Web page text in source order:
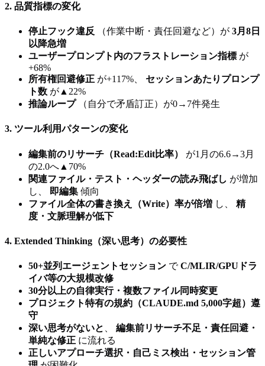
2. 品質指標の変化
停止フック違反 （作業中断・責任回避など）が 3月8日
以降急増
ユーザープロンプト内のフラストレーション指標 が
+68%
所有権回避修正 が+117%、 セッションあたりプロンプ
ト数 が▲22%
推論ループ（自分で矛盾訂正）が0→7件発生
3. ツール利用パターンの変化
編集前のリサーチ（Read:Edit比率）
が1月の6.6→3月
の2.0へ▲70%
関連ファイル・テスト・ヘッダーの読み飛ばし が増加
し、
即編集 傾向
ファイル全体の書き換え（Write）率が倍増 し、 精
度・文脈理解が低下
4. Extended Thinking（深い思考）の必要性
50+並列エージェントセッション でC/MLIR/GPUドラ
イバ等の大規模改修
30分以上の自律実行・複数ファイル同時変更
プロジェクト特有の規約（CLAUDE.md 5,000字超）遵
守
深い思考がないと
編集前リサーチ不足・責任回避・
単純な修正 に流れる
正しいアプローチ選択・自己ミス検出・セッション管